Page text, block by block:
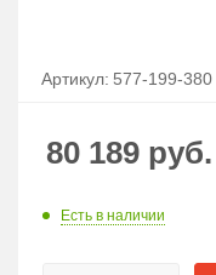
Артикул: 577-199-380
80 189 руб.
Есть в наличии